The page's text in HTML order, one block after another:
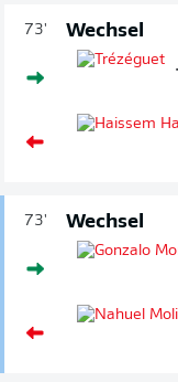
73' Wechsel
73' Wechsel